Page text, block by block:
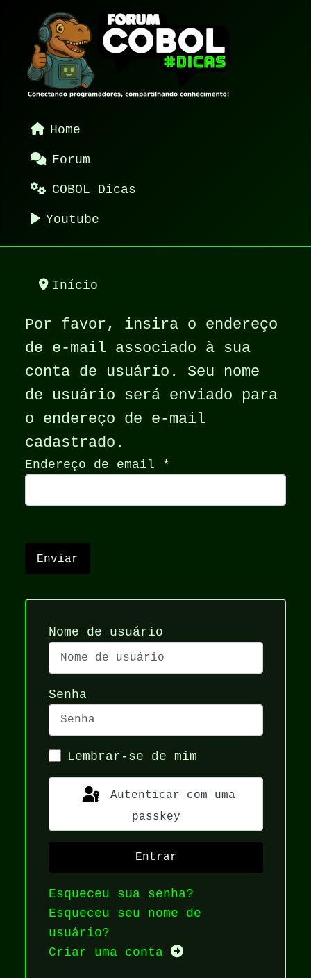
Home
Forum
COBOL Dicas
Youtube
Início
Por favor, insira o endereço
de e-mail associado à sua
conta de usuário. Seu nome
de usuário será enviado para
o endereço de e-mail
cadastrado.
Endereço de email *
Enviar
Nome de usuário
Senha
Lembrar-se de mim
passkey
Entrar
Esqueceu sua senha?
Esqueceu seu nome de
usuário?
Criar uma conta